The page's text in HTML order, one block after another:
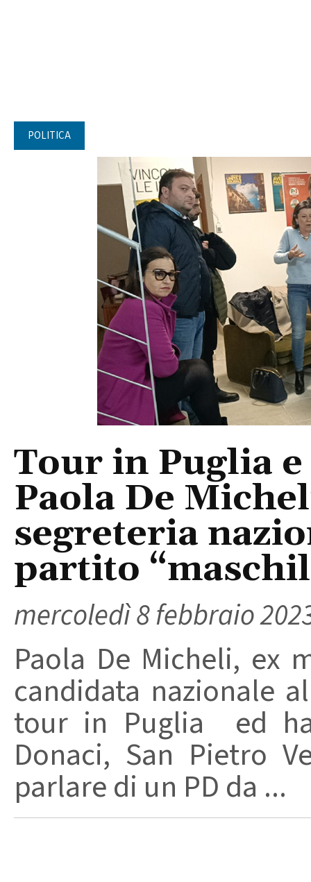
POLITICA
Tour in Puglia
Paola De
segreteria
partito
mercoledì 8 febbraio
Paola De Micheli, ex
candidata nazionale
tour in Puglia ed
Donaci, San Pietro
parlare di un PD da ...